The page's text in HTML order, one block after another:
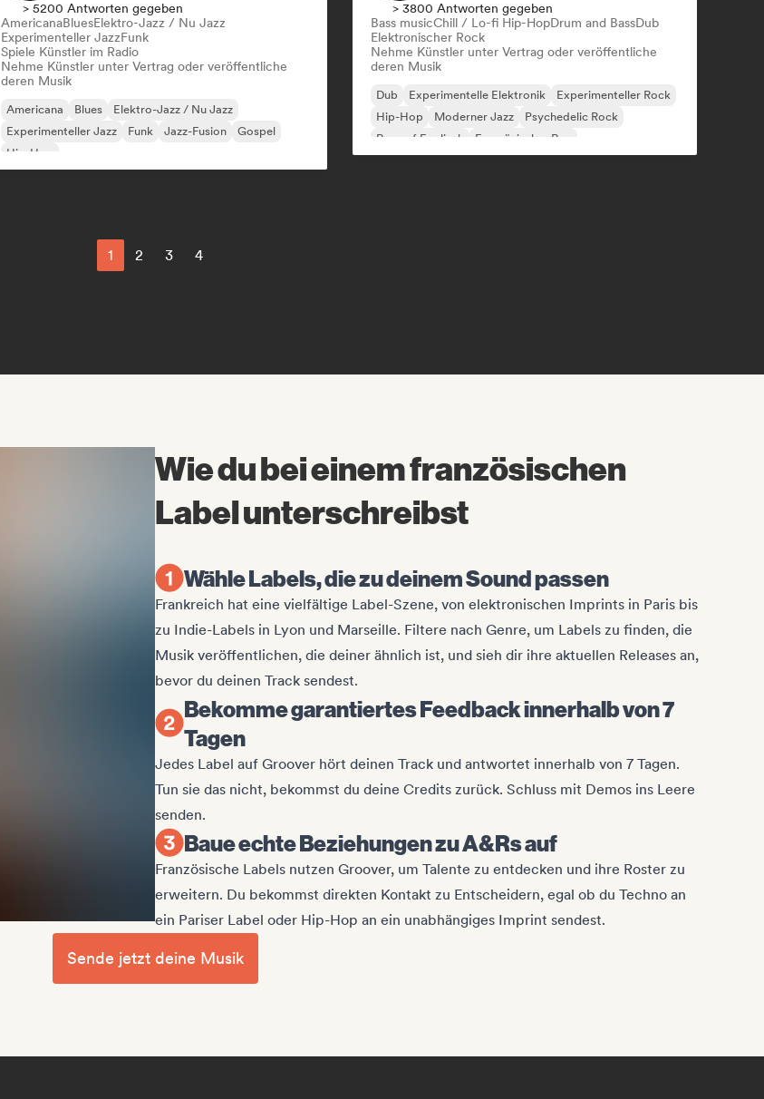
> 5200 Antworten gegeben
AmericanaBluesElektro-Jazz / Nu Jazz
Experimenteller JazzFunk
Spiele Künstler im Radio
Nehme Künstler unter Vertrag oder veröffentliche
deren Musik
Americana Blues
Elektro-Jazz / Nu Jazz
Experimenteller Jazz
Funk Jazz-Fusion
Gospel
Hip-Hop
> 3800 Antworten gegeben
Bass musicChill / Lo-fi Hip-HopDrum and BassDub
Elektronischer Rock
Nehme Künstler unter Vertrag oder veröffentliche
deren Musik
Dub Experimentelle Elektronik
Experimenteller Rock
Hip-Hop
Moderner Jazz
Psychedelic Rock
Rap auf Englisch
Französischer Rap
1 2 3 4
Wie du bei einem französischen
Label unterschreibst
Wähle Labels, die zu deinem Sound passen
Frankreich hat eine vielfältige Label-Szene, von elektronischen Imprints in Paris bis
zu Indie-Labels in Lyon und Marseille. Filtere nach Genre, um Labels zu finden, die
Musik veröffentlichen, die deiner ähnlich ist, und sieh dir ihre aktuellen Releases an,
bevor du deinen Track sendest.
Bekomme garantiertes Feedback innerhalb von 7
Tagen
Jedes Label auf Groover hört deinen Track und antwortet innerhalb von 7 Tagen.
Tun sie das nicht, bekommst du deine Credits zurück. Schluss mit Demos ins Leere
senden.
Baue echte Beziehungen zu A&Rs auf
Französische Labels nutzen Groover, um Talente zu entdecken und ihre Roster zu
erweitern. Du bekommst direkten Kontakt zu Entscheidern, egal ob du Techno an
ein Pariser Label oder Hip-Hop an ein unabhängiges Imprint sendest.
Sende jetzt deine Musik